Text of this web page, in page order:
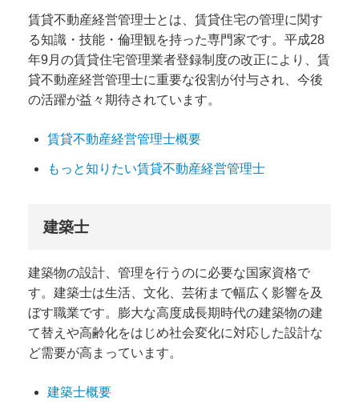
賃貸不動産経営管理士とは、賃貸住宅の管理に関す
る知識・技能・倫理観を持った専門家です。平成28
年9月の賃貸住宅管理業者登録制度の改正により、賃
貸不動産経営管理士に重要な役割が付与され、今後
の活躍が益々期待されています。
賃貸不動産経営管理士概要
もっと知りたい賃貸不動産経営管理士
建築士
建築物の設計、管理を行うのに必要な国家資格で
す。建築士は生活、文化、芸術まで幅広く影響を及
ぼす職業です。膨大な高度成長期時代の建築物の建
て替えや高齢化をはじめ社会変化に対応した設計な
ど需要が高まっています。
建築士概要